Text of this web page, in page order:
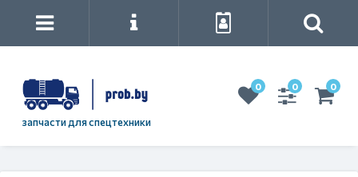
запчасти для спецтехники
0 0 0